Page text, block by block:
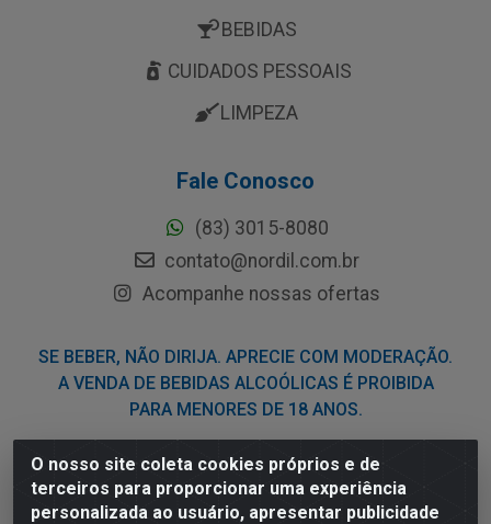
O nosso site coleta cookies próprios e de
terceiros para proporcionar uma experiência
personalizada ao usuário, apresentar publicidade
BEBIDAS
CUIDADOS PESSOAIS
LIMPEZA
Fale Conosco
(83) 3015-8080
contato@nordil.com.br
Acompanhe nossas ofertas
SE BEBER, NÃO DIRIJA. APRECIE COM MODERAÇÃO.
A VENDA DE BEBIDAS ALCOÓLICAS É PROIBIDA
PARA MENORES DE 18 ANOS.
Nordil Distribuidora - Avenida Liberdade, 2738, Bloco F -
Sesi - Bayeux/PB - CEP 58.111-400 - CNPJ